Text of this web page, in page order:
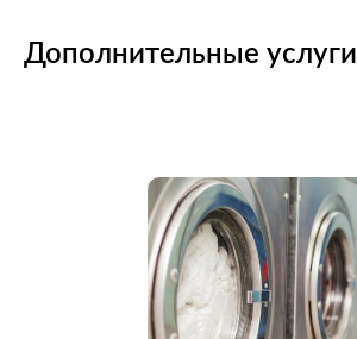
Дополнительные услуги